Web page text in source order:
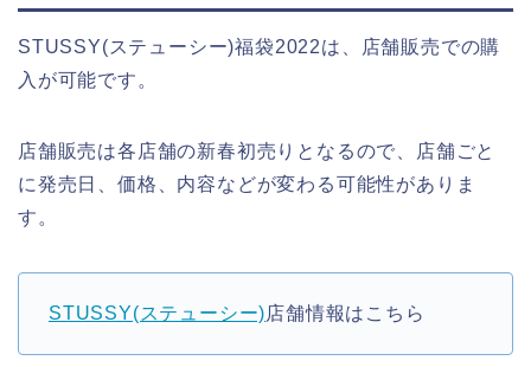
STUSSY(ステューシー)福袋2022は、店舗販売での購
入が可能です。
店舗販売は各店舗の新春初売りとなるので、店舗ごと
に発売日、価格、内容などが変わる可能性がありま
す。
STUSSY(ステューシー)店舗情報はこちら